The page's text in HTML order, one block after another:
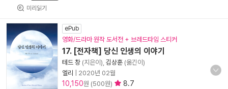
미리읽기
ePub
영화/드라마 원작 도서전 + 브레드타임 스티커
17. [전자책] 당신 인생의 이야기
테드 창 (지은이), 김상훈 (옮긴이)
엘리
2020년 02월
10,150원 (500원) 8.7